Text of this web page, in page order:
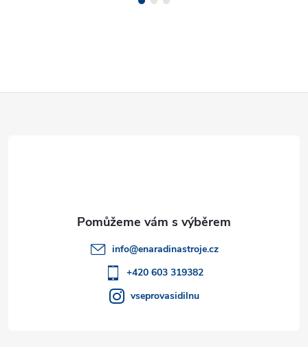
info@enaradinastroje.cz
+420 603 319382
vseprovasidilnu